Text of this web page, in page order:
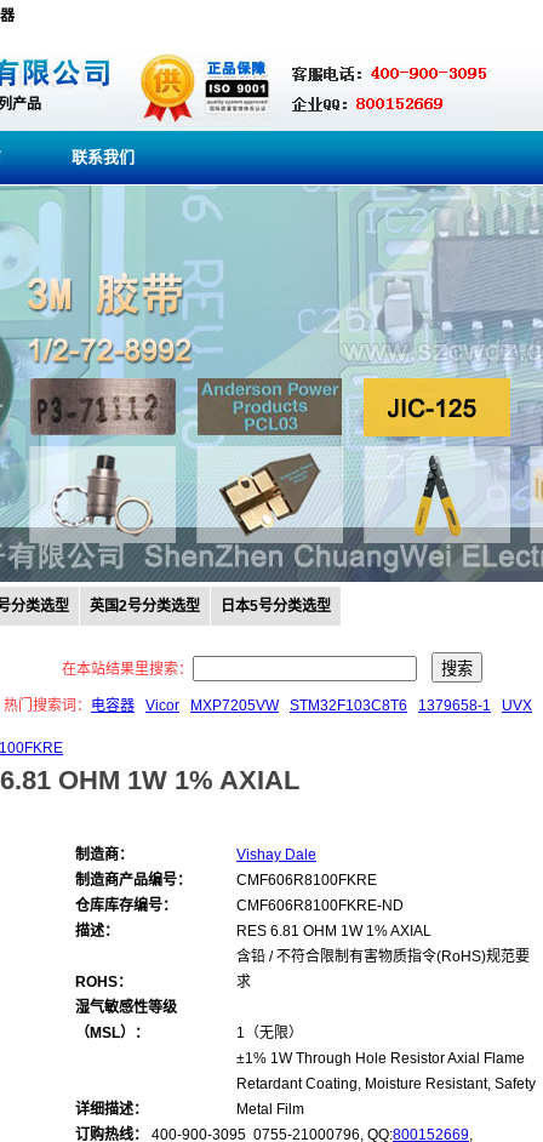
产品
联系我们
分类选型 英国2号分类选型 日本5号分类选型
在本站结果里搜索：
热门搜索词： 电容器 Vicor MXP7205VW STM32F103C8T6 1379658-1 UVX
OHM 1W 1% AXIAL
制造商：
Vishay Dale
制造商产品编号：
CMF606R8100FKRE
仓库库存编号：
CMF606R8100FKRE-ND
描述：
RES 6.81 OHM 1W 1% AXIAL
ROHS：
含铅 / 不符合限制有害物质指令(RoHS)规范要
求
湿气敏感性等级
（MSL）：
1（无限）
详细描述：
±1% 1W Through Hole Resistor Axial Flame
Retardant Coating, Moisture Resistant, Safety
Metal Film
订购热线：
400-900-3095 0755-21000796, QQ:800152669,